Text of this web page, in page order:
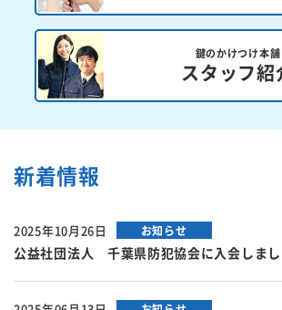
鍵のかけつけ本舗
スタッフ紹
新着情報
2025年10月26日 お知らせ
公益社団法人 千葉県防犯協会に入会しま